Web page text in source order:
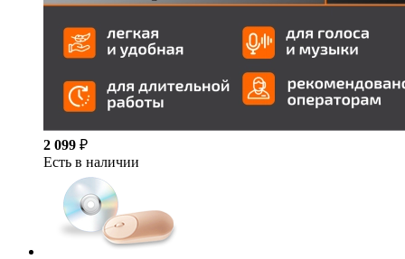
2 099 ₽
Есть в наличии